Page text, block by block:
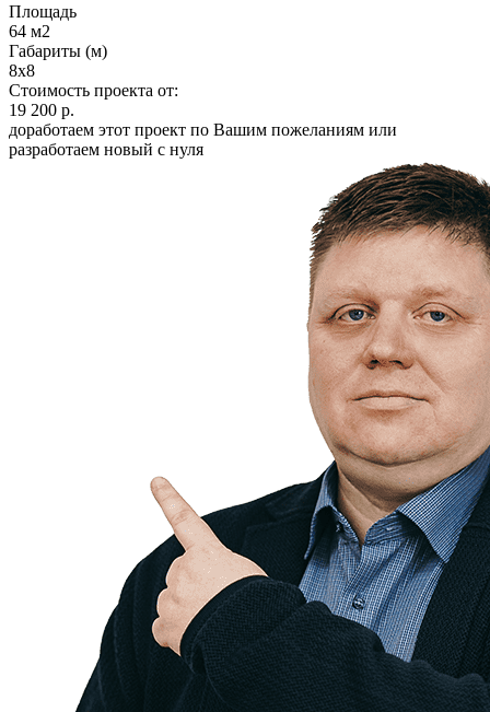
Площадь
64 м2
Габариты (м)
8x8
Стоимость проекта от:
19 200 р.
доработаем этот проект по Вашим пожеланиям или
разработаем новый с нуля